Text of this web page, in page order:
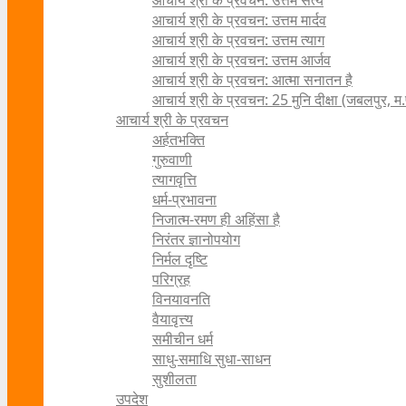
आचार्य श्री के प्रवचन: उत्तम मार्दव
आचार्य श्री के प्रवचन: उत्तम त्याग
आचार्य श्री के प्रवचन: उत्तम आर्जव
आचार्य श्री के प्रवचन: आत्मा सनातन है
आचार्य श्री के प्रवचन: 25 मुनि दीक्षा (जबलपुर,
आचार्य श्री के प्रवचन
अर्हतभक्ति
गुरुवाणी
त्यागवृत्ति
धर्म-प्रभावना
निजात्म-रमण ही अहिंसा है
निरंतर ज्ञानोपयोग
निर्मल दृष्टि
परिग्रह
विनयावनति
वैयावृत्त्य
समीचीन धर्म
साधु-समाधि सुधा-साधन
सुशीलता
उपदेश